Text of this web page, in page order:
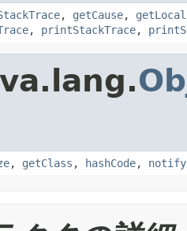
, getCause,
, printStackTrace,
, getClass , hashCode, notify